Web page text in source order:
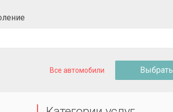
Все автомобили Выбрать